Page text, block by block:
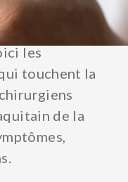
problèmes
et
les
touchent la
de la